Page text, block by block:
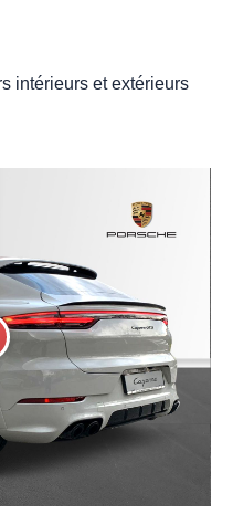
intérieurs et extérieurs